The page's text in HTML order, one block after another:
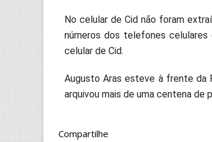
No celular de Cid não foram
números dos telefones
celular de Cid.
Augusto Aras esteve à frente da
arquivou mais de uma centena de
Compartilhe